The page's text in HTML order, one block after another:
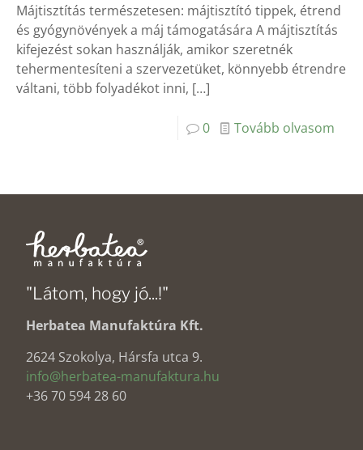
Májtisztítás természetesen: májtisztító tippek, étrend
és gyógynövények a máj támogatására A májtisztítás
kifejezést sokan használják, amikor szeretnék
tehermentesíteni a szervezetüket, könnyebb étrendre
váltani, több folyadékot inni, […]
0 Tovább olvasom
"Látom, hogy jó...!"
Herbatea Manufaktúra Kft.
2624 Szokolya, Hársfa utca 9.
info@herbatea-manufaktura.hu
+36 70 594 28 60